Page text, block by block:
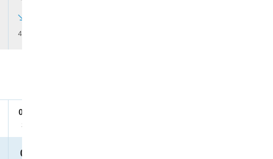
4 km/h
03:00
zítra
0 %